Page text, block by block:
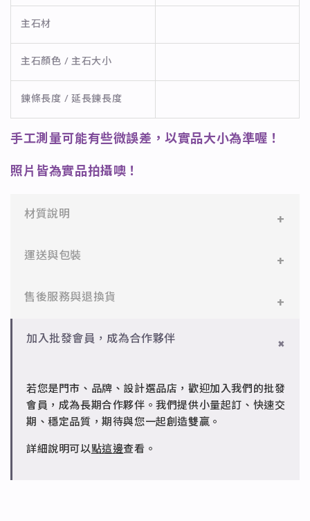
主石材
主石顏色 / 主石大小
鍊條長度 / 延長鍊長度
手工測量可能有些微誤差，以實品大小為準喔！
照片皆為實品拍攝噢！
材質說明
✻ 316L不鏽鋼
✻ 925純銀
設計。
運送與包裝
一般會員：一件即享免運與精美包裝，超商取貨或宅配
批發會員：達門檻享免運優惠，出貨時間約為2個工作
售後服務與退換貨
✻ 一般會員
✻ 批發會員
請聯繫 LINE 客服 @jfq1926j 協助處理。
加入批發會員，成為合作夥伴
若您是門市、品牌、設計選品店，歡迎加入我們的批發
會員，成為長期合作夥伴。我們提供小量起訂、快速交
期、穩定品質，期待與您一起創造雙贏。
詳細說明可以點這邊查看。